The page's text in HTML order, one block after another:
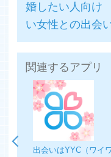
婚したい人向け
い女性との出会
関連するアプリ
LINGOで今日の出会い - 大人気！大人の無料マッチングSNSアプリ